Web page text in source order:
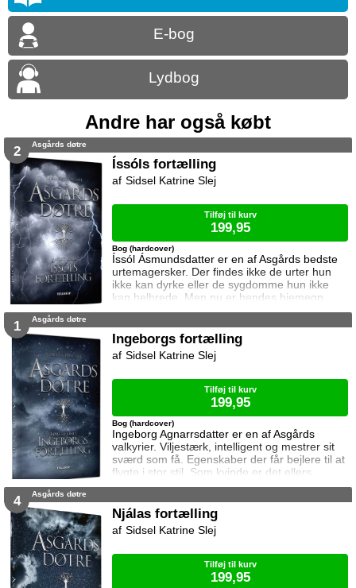
E-bog
Lydbog
Andre har også købt
2 Asgårds døtre
Íssóls fortælling
Íssól Ásmundsdatter er en af Asgårds bedste
urtemagersker. Der findes ikke de urter hun
ikke kan dyrke eller de sygdomme hun ikke
kan helbrede. Men nu er hendes hjemegn,
Østfold, truet. Jætterne fra Glitterheims bjerge
angribe og udslette alle hun elsker. På samme
tid hærger en dødelig og meget smitsom
koppevirus som kriger efter kriger i Østfolds
Bog (hardcover)
Sidsel Katrine Slej
Tilføj til kurv
199,95
1 Asgårds døtre
Ingeborgs fortælling
Ingeborg Agnarrsdatter er en af Asgårds
valkyrier. Viljestærk, intelligent og mestrer sit
sværd som få. Egenskaber der får bejlere til at
flygte i stor stil. Som kvinde er det ellers
hendes pligt at sikre sin familie gennem en
men her fejler hun igen og igen. Lige indtil den
dag hun møder ham. Ham der ser hende.
Ham der kommer til at betyde alt. Ham det får
Bog (hardcover)
Sidsel Katrine Slej
Tilføj til kurv
199,95
4 Asgårds døtre
Njálas fortælling
Sidsel Katrine Slej
Tilføj til kurv
199,95